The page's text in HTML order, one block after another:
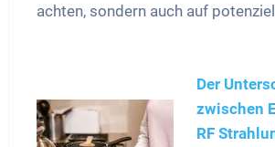
achten, sondern auch auf
Der
zwischen
RF